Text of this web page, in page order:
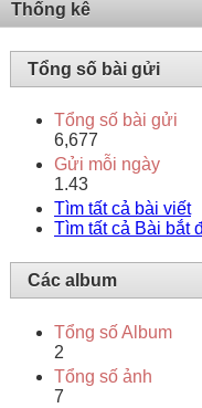
Thống kê
Tổng số bài gửi
Tổng số bài gửi
6,677
Gửi mỗi ngày
1.43
Tìm tất cả bài viết
Tìm tất cả Bài bắt
Các album
Tổng số Album
2
Tổng số ảnh
7